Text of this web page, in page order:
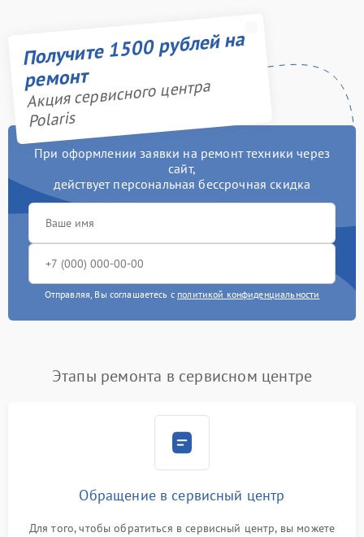
Получите 1500 рублей на
ремонт
Акция сервисного центра
Polaris
При оформлении заявки на ремонт техники через
сайт,
действует персональная бессрочная скидка
Отправляя, Вы соглашаетесь с политикой конфиденциальности
Этапы ремонта в сервисном центре
Обращение в сервисный центр
Для того, чтобы обратиться в сервисный центр, вы можете